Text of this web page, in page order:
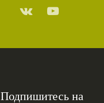
Подпишитесь на